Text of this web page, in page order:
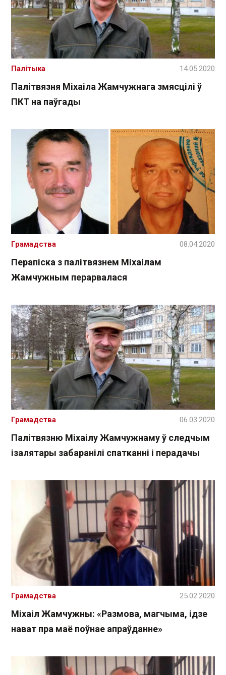
Палітвязня Міхаіла Жамчужнага змясцілі ў
ПКТ на паўгады
Палітыка 14.05.2020
Перапіска з палітвязнем Міхаілам
Жамчужным перарвалася
Грамадства 08.04.2020
Палітвязню Міхаілу Жамчужнаму ў следчым
ізалятары забаранілі спатканні і перадачы
Грамадства 06.03.2020
Міхаіл Жамчужны: «Размова, магчыма, ідзе
нават пра маё поўнае апраўданне»
Грамадства 25.02.2020